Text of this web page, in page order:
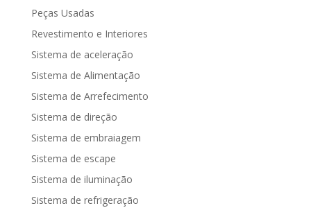
Peças Usadas
Revestimento e Interiores
Sistema de aceleração
Sistema de Alimentação
Sistema de Arrefecimento
Sistema de direção
Sistema de embraiagem
Sistema de escape
Sistema de iluminação
Sistema de refrigeração